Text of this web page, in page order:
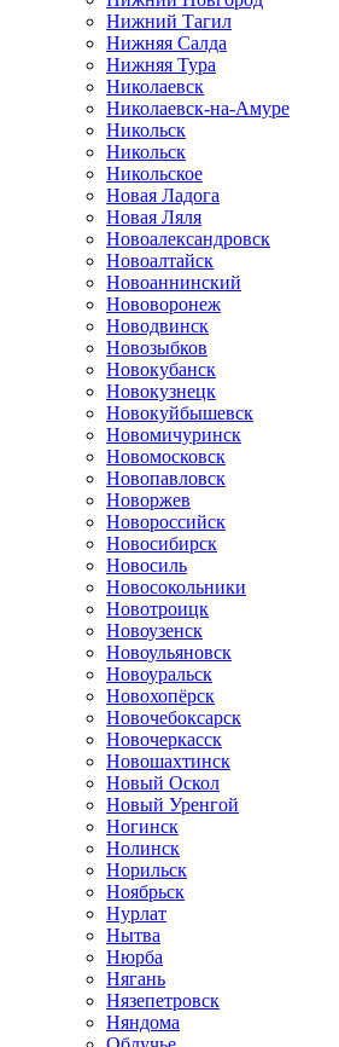
Нижний Тагил
Нижняя Салда
Нижняя Тура
Николаевск
Николаевск-на-Амуре
Никольск
Никольск
Никольское
Новая Ладога
Новая Ляля
Новоалександровск
Новоалтайск
Новоаннинский
Нововоронеж
Новодвинск
Новозыбков
Новокубанск
Новокузнецк
Новокуйбышевск
Новомичуринск
Новомосковск
Новопавловск
Новоржев
Новороссийск
Новосибирск
Новосиль
Новосокольники
Новотроицк
Новоузенск
Новоульяновск
Новоуральск
Новохопёрск
Новочебоксарск
Новочеркасск
Новошахтинск
Новый Оскол
Новый Уренгой
Ногинск
Нолинск
Норильск
Ноябрьск
Нурлат
Нытва
Нюрба
Нягань
Нязепетровск
Няндома